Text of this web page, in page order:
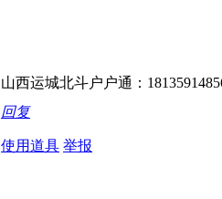
山西运城北斗户户通：
回复
使用道具 举报